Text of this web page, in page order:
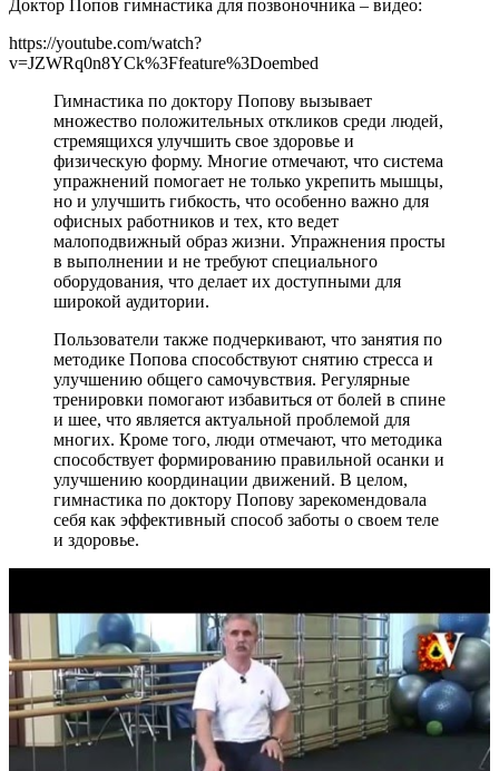
Доктор Попов гимнастика для позвоночника – видео:
https://youtube.com/watch?
v=JZWRq0n8YCk%3Ffeature%3Doembed
Гимнастика по доктору Попову вызывает
множество положительных откликов среди людей,
стремящихся улучшить свое здоровье и
физическую форму. Многие отмечают, что система
упражнений помогает не только укрепить мышцы,
но и улучшить гибкость, что особенно важно для
офисных работников и тех, кто ведет
малоподвижный образ жизни. Упражнения просты
в выполнении и не требуют специального
оборудования, что делает их доступными для
широкой аудитории.
Пользователи также подчеркивают, что занятия по
методике Попова способствуют снятию стресса и
улучшению общего самочувствия. Регулярные
тренировки помогают избавиться от болей в спине
и шее, что является актуальной проблемой для
многих. Кроме того, люди отмечают, что методика
способствует формированию правильной осанки и
улучшению координации движений. В целом,
гимнастика по доктору Попову зарекомендовала
себя как эффективный способ заботы о своем теле
и здоровье.